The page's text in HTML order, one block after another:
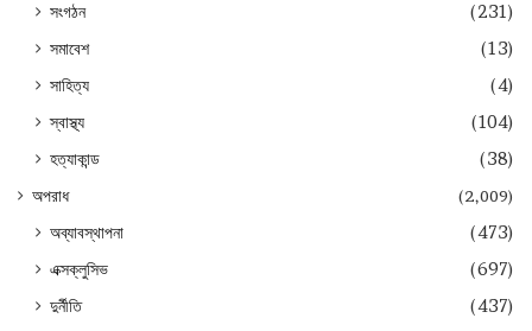
সংগঠন
(231)
সমাবেশ
(13)
সাহিত্য
(4)
স্বাস্থ্য
(104)
হত্যাকান্ড
(38)
অপরাধ (2,009)
অব্যাবস্থাপনা
(473)
এক্সক্লুসিভ
(697)
দুর্নীতি
(437)